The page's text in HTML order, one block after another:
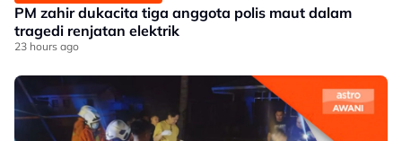
PM zahir dukacita tiga anggota polis maut dalam
tragedi renjatan elektrik
23 hours ago